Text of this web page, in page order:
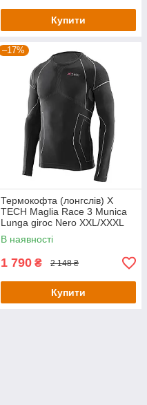
Купити
–17%
Термокофта (лонгслів) X
TECH Maglia Race 3 Munica
Lunga giroc Nero XXL/XXXL
Чорна
В наявності
1 790 ₴ 2 148 ₴
Купити